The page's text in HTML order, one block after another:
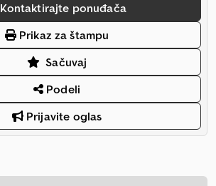
Kontaktirajte ponuđača
Prikaz za štampu
Sačuvaj
Podeli
Prijavite oglas